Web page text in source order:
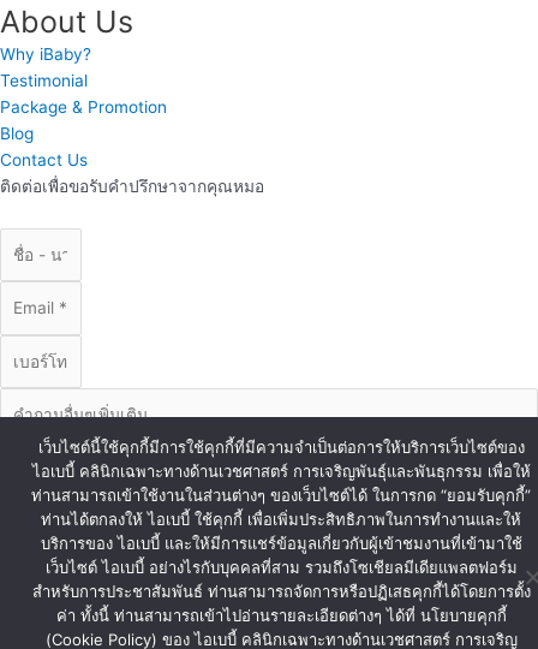
About Us
Why iBaby?
Testimonial
Package & Promotion
Blog
Contact Us
ติดต่อเพื่อขอรับคำปรึกษาจากคุณหมอ
ส่งข้อมูล
© Copyright iBaby 2020. All Right Reserved.
เว็บไซต์นี้ใช้คุกกี้มีการใช้คุกกี้ที่มีความจำเป็นต่อการให้บริการเว็บไซต์ของ
ไอเบบี้ คลินิกเฉพาะทางด้านเวชศาสตร์ การเจริญพันธุ์และพันธุกรรม เพื่อให้
ท่านสามารถเข้าใช้งานในส่วนต่างๆ ของเว็บไซต์ได้ ในการกด “ยอมรับคุกกี้”
ท่านได้ตกลงให้ ไอเบบี้ ใช้คุกกี้ เพื่อเพิ่มประสิทธิภาพในการทำงานและให้
บริการของ ไอเบบี้ และให้มีการแชร์ข้อมูลเกี่ยวกับผู้เข้าชมงานที่เข้ามาใช้
เว็บไซต์ ไอเบบี้ อย่างไรกับบุคคลที่สาม รวมถึงโซเชียลมีเดียแพลตฟอร์ม
สำหรับการประชาสัมพันธ์ ท่านสามารถจัดการหรือปฏิเสธคุกกี้ได้โดยการตั้ง
ค่า ทั้งนี้ ท่านสามารถเข้าไปอ่านรายละเอียดต่างๆ ได้ที่ นโยบายคุกกี้
(Cookie Policy) ของ ไอเบบี้ คลินิกเฉพาะทางด้านเวชศาสตร์ การเจริญ